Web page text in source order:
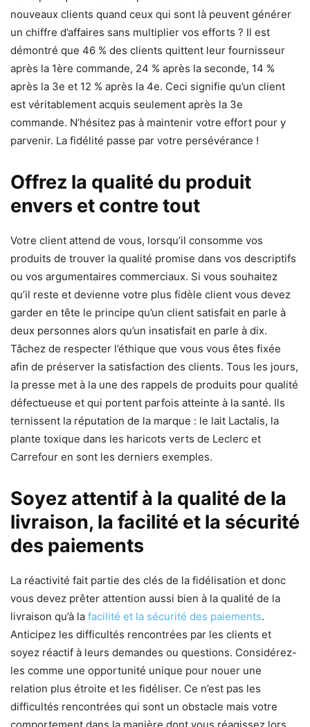
nouveaux clients quand ceux qui sont là peuvent générer
un chiffre d’affaires sans multiplier vos efforts ? Il est
démontré que 46 % des clients quittent leur fournisseur
après la 1ère commande, 24 % après la seconde, 14 %
après la 3e et 12 % après la 4e. Ceci signifie qu’un client
est véritablement acquis seulement après la 3e
commande. N’hésitez pas à maintenir votre effort pour y
parvenir. La fidélité passe par votre persévérance !
Offrez la qualité du produit
envers et contre tout
Votre client attend de vous, lorsqu’il consomme vos
produits de trouver la qualité promise dans vos descriptifs
ou vos argumentaires commerciaux. Si vous souhaitez
qu’il reste et devienne votre plus fidèle client vous devez
garder en tête le principe qu’un client satisfait en parle à
deux personnes alors qu’un insatisfait en parle à dix.
Tâchez de respecter l’éthique que vous vous êtes fixée
afin de préserver la satisfaction des clients. Tous les jours,
la presse met à la une des rappels de produits pour qualité
défectueuse et qui portent parfois atteinte à la santé. Ils
ternissent la réputation de la marque : le lait Lactalis, la
plante toxique dans les haricots verts de Leclerc et
Carrefour en sont les derniers exemples.
Soyez attentif à la qualité de la
livraison, la facilité et la sécurité
des paiements
La réactivité fait partie des clés de la fidélisation et donc
vous devez prêter attention aussi bien à la qualité de la
livraison qu’à la facilité et la sécurité des paiements.
Anticipez les difficultés rencontrées par les clients et
soyez réactif à leurs demandes ou questions. Considérez-
les comme une opportunité unique pour nouer une
relation plus étroite et les fidéliser. Ce n’est pas les
difficultés rencontrées qui sont un obstacle mais votre